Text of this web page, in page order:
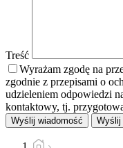
Treść
Wyrażam zgodę na
zgodnie z przepisami o
udzieleniem odpowiedzi
kontaktowy, tj.
Wyślij wiadomość Wyślij